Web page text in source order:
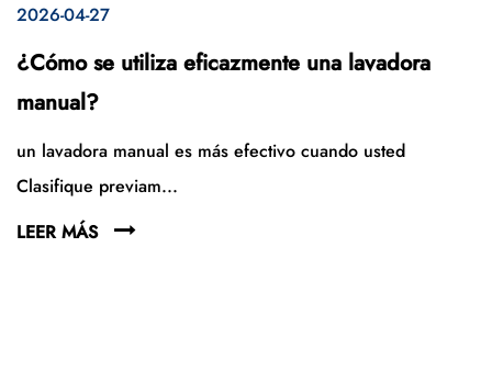
2026-04-27
¿Cómo se utiliza eficazmente una lavadora
manual?
un lavadora manual es más efectivo cuando usted
Clasifique previam...
LEER MÁS